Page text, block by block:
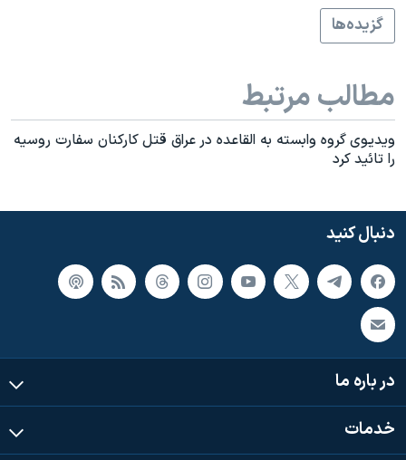
اعتراضات مردمی آبان ۹۸
نرگس محمدی برنده جایزه نوبل صلح
همایش محافظه‌کاران آمریکا «سی‌پک»
صفحه‌های ویژه
گزيده‌ها
مطالب مرتبط
ويديوی گروه وابسته به القاعده در عراق قتل کارکنان سفارت روسيه
را تائيد کرد
دنبال کنید
در باره ما
خدمات